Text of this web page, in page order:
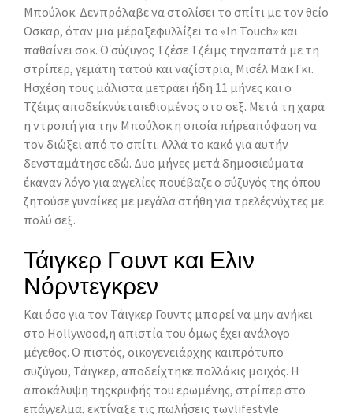
Μπούλοκ. Δενπρόλαβε να στολίσει το σπίτι με τον θείο
Οσκαρ, όταν μια μέραξεφυλλίζει το «In Touch» και
παθαίνει σοκ. Ο σύζυγος Τζέσε Τζέιμς τηναπατά με τη
στρίπερ, γεμάτη τατού και ναζίστρια, Μισέλ Μακ Γκι.
Ησχέση τους μάλιστα μετράει ήδη 11 μήνες και ο
Τζέιμς αποδείκνύεταιεθισμένος στο σεξ. Μετά τη χαρά
η ντροπή για την Μπούλοκ η οποία πήρεαπόφαση να
τον διώξει από το σπίτι. Αλλά το κακό για αυτήν
δενσταμάτησε εδώ. Δυο μήνες μετά δημοσιεύματα
έκαναν λόγο για αγγελίες πουέβαζε ο σύζυγός της όπου
ζητούσε γυναίκες με μεγάλα στήθη για τρελέςνύχτες με
πολύ σεξ.
Τάιγκερ Γουντ και Ελιν
Νόρντεγκρεν
Και όσο για τον Τάιγκερ Γουντς μπορεί να μην ανήκει
στο Hollywood,η απιστία του όμως έχει ανάλογο
μέγεθος. Ο πιστός, οικογενειάρχης καιπρότυπο
συζύγου, Τάιγκερ, αποδείχτηκε πολλάκις μοιχός. Η
αποκάλυψη τηςκρυφής του ερωμένης, στρίπερ στο
επάγγελμα, εκτίναξε τις πωλήσεις τωνlifestyle